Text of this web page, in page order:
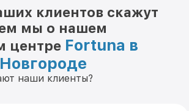
клиентов скажут
мы о нашем
центре Fortuna в
наши клиенты?